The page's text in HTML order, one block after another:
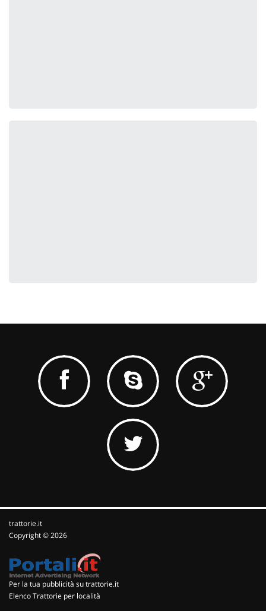
trattorie.it
Copyright © 2026
Per la tua pubblicità su trattorie.it
Elenco Trattorie per località